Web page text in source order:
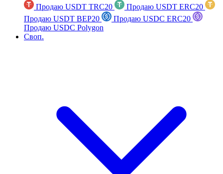
Продаю USDT TRC20
Продаю USDT ERC20
Продаю USDT BEP20
Продаю USDC ERC20
Продаю USDC Polygon
Своп.